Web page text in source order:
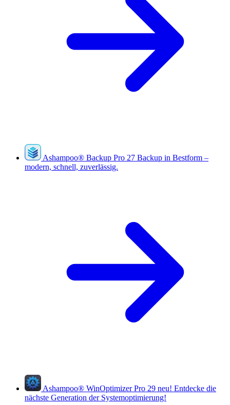
Ashampoo® Backup Pro 27 Backup in Bestform –
modern, schnell, zuverlässig.
Ashampoo® WinOptimizer Pro 29 neu! Entdecke die
nächste Generation der Systemoptimierung!